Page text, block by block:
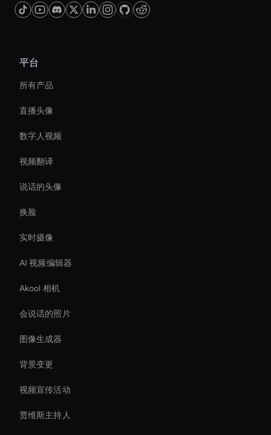
平台
所有产品
直播头像
数字人视频
视频翻译
说话的头像
换脸
实时摄像
AI 视频编辑器
Akool 相机
会说话的照片
图像生成器
背景变更
视频宣传活动
贾维斯主持人